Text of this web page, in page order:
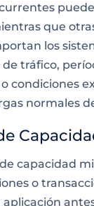
que
los
tráfico,
condiciones
normales
capacidad
o